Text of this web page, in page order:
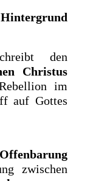
den
Christus
im
auf Gottes
zwischen